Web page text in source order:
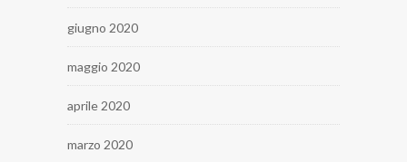
giugno 2020
maggio 2020
aprile 2020
marzo 2020